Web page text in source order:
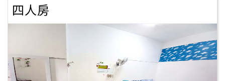
服
查
詢
四人房